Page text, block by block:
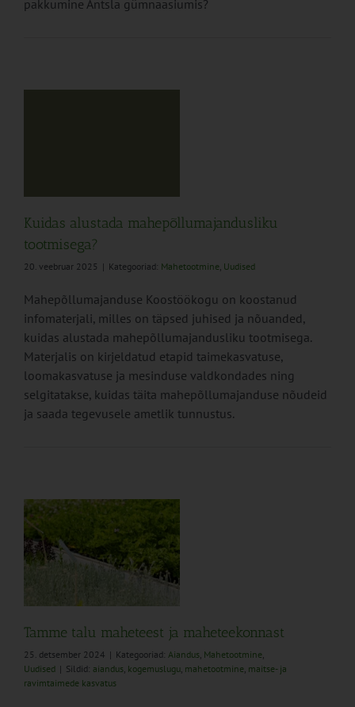
pakkumine Antsla gümnaasiumis?
Kuidas alustada mahepõllumajandusliku
tootmisega?
20. veebruar 2025 | Kategooriad: Mahetootmine, Uudised
Mahepõllumajanduse Koostöökogu on koostanud
infomaterjali, milles on täpsed juhised ja nõuanded,
kuidas alustada mahepõllumajandusliku tootmisega.
Materjalis on kirjeldatud etapid taimekasvatuse,
loomakasvatuse ja mesinduse valdkondades ning
selgitatakse, kuidas täita mahepõllumajanduse nõudeid
ja saada tegevusele ametlik tunnustus.
Tamme talu maheteest ja maheteekonnast
25. detsember 2024 | Kategooriad: Aiandus, Mahetootmine,
Uudised | Sildid: aiandus, kogemuslugu, mahetootmine, maitse- ja
ravimtaimede kasvatus